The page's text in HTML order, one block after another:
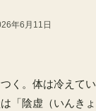
年6月11日
く。体は冷えて
「陰虚（いんき